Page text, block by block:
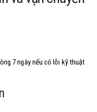
7 ngày nếu có lỗi kỹ thuật